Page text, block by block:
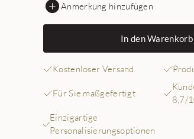
Anmerkung hinzufügen
In den Warenkorb
Kostenloser Versand
Für Sie maßgefertigt
8,7/
Einzigartige
Personalisierungsoptionen